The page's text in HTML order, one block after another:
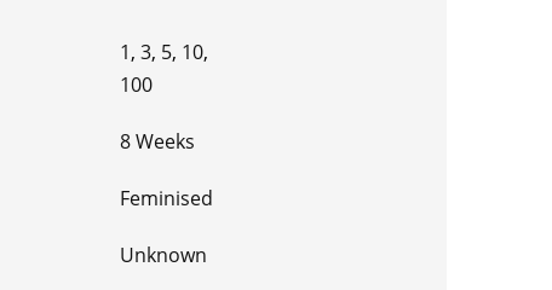
1, 3, 5, 10,
100
8 Weeks
Feminised
Unknown